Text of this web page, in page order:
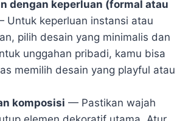
dengan keperluan (formal atau
Untuk keperluan instansi atau
pilih desain yang minimalis dan
unggahan pribadi, kamu bisa
memilih desain yang playful atau
komposisi — Pastikan wajah